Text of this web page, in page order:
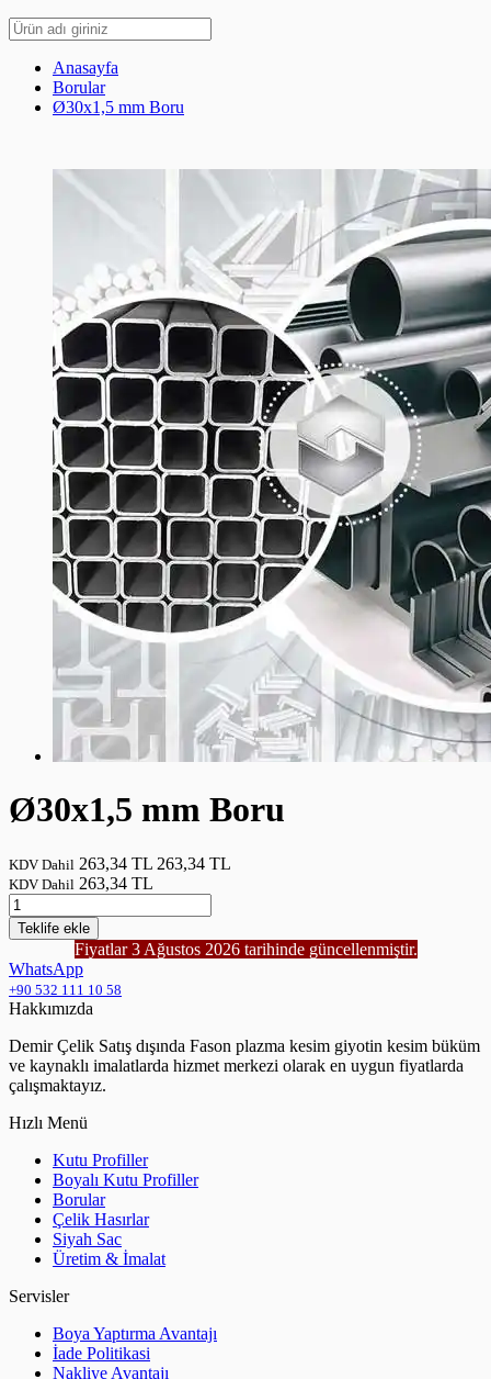
Anasayfa
Borular
Ø30x1,5 mm Boru
Ø30x1,5 mm Boru
KDV Dahil 263,34 TL 263,34 TL
KDV Dahil 263,34 TL
Teklife ekle
Fiyatlar 3 Ağustos 2026 tarihinde güncellenmiştir.
WhatsApp
+90 532 111 10 58
Hakkımızda
Demir Çelik Satış dışında Fason plazma kesim giyotin kesim büküm
ve kaynaklı imalatlarda hizmet merkezi olarak en uygun fiyatlarda
çalışmaktayız.
Hızlı Menü
Kutu Profiller
Boyalı Kutu Profiller
Borular
Çelik Hasırlar
Siyah Sac
Üretim & İmalat
Servisler
Boya Yaptırma Avantajı
İade Politikasi
Nakliye Avantajı